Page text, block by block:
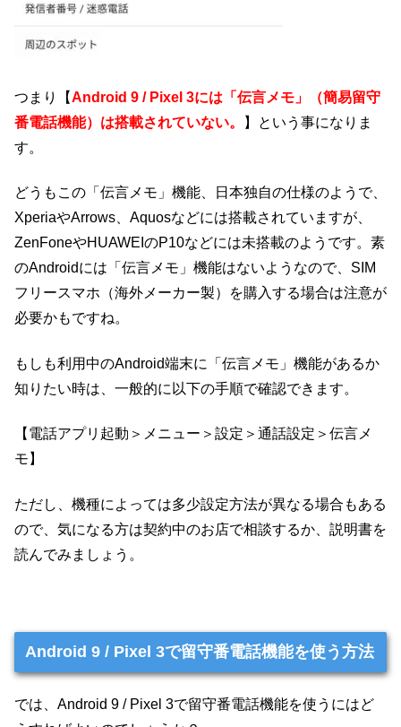
つまり【Android 9 / Pixel 3には「伝言メモ」（簡易留守
番電話機能）は搭載されていない。
】という事になりま
す。
どうもこの「伝言メモ」機能、日本独自の仕様のようで、
XperiaやArrows、Aquosなどには搭載されていますが、
ZenFoneやHUAWEIのP10などには未搭載のようです。素
のAndroidには「伝言メモ」機能はないようなので、SIM
フリースマホ（海外メーカー製）を購入する場合は注意が
必要かもですね。
もしも利用中のAndroid端末に「伝言メモ」機能があるか
知りたい時は、一般的に以下の手順で確認できます。
【電話アプリ起動＞メニュー＞設定＞通話設定＞伝言メ
モ】
ただし、機種によっては多少設定方法が異なる場合もある
ので、気になる方は契約中のお店で相談するか、説明書を
読んでみましょう。
Android 9 / Pixel 3で留守番電話機能を使う方法
では、Android 9 / Pixel 3で留守番電話機能を使うにはど